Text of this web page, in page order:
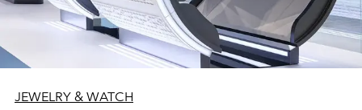
JEWELRY & WATCH